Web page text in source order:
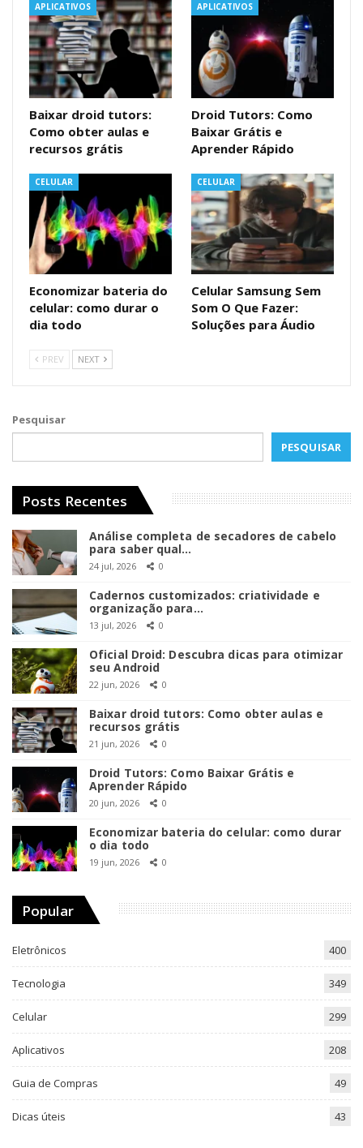
APLICATIVOS
Baixar droid tutors:
Como obter aulas e
recursos grátis
APLICATIVOS
Droid Tutors: Como
Baixar Grátis e
Aprender Rápido
CELULAR
Economizar bateria do
celular: como durar o
dia todo
CELULAR
Celular Samsung Sem
Som O Que Fazer:
Soluções para Áudio
PREV NEXT
Pesquisar
PESQUISAR
Posts Recentes
Análise completa de secadores de cabelo
para saber qual…
24 jul, 2026 0
Cadernos customizados: criatividade e
organização para…
13 jul, 2026 0
Oficial Droid: Descubra dicas para otimizar
seu Android
22 jun, 2026 0
Baixar droid tutors: Como obter aulas e
recursos grátis
21 jun, 2026 0
Droid Tutors: Como Baixar Grátis e
Aprender Rápido
20 jun, 2026 0
Economizar bateria do celular: como durar
o dia todo
19 jun, 2026 0
Popular
Eletrônicos 400
Tecnologia 349
Celular 299
Aplicativos 208
Guia de Compras 49
Dicas úteis 43